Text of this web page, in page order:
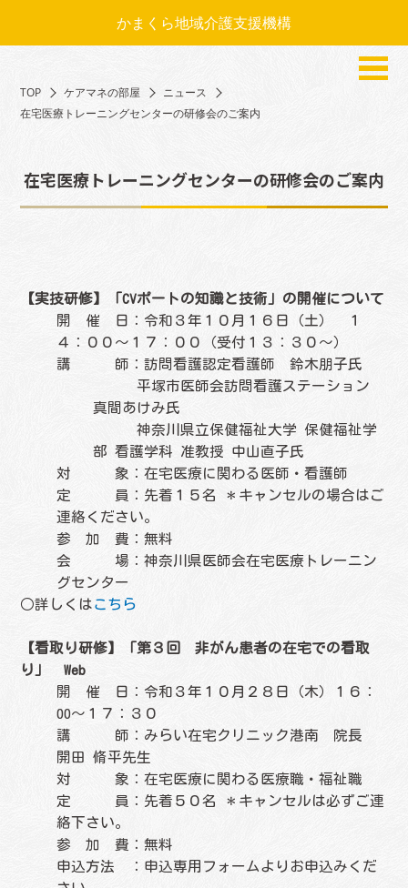
かまくら地域介護支援機構
TOP ケアマネの部屋
ニュース
在宅医療トレーニングセンターの研修会のご案内
在宅医療トレーニングセンターの研修会のご案内
【実技研修】「CVポートの知識と技術」の開催について
開 催 日：令和３年１０月１６日（土） １
４：００～１７：００（受付１３：３０～）
講 師：訪問看護認定看護師 鈴木朋子氏
平塚市医師会訪問看護ステーション
真間あけみ氏
神奈川県立保健福祉大学 保健福祉学
部 看護学科 准教授 中山直子氏
対 象：在宅医療に関わる医師・看護師
定 員：先着１５名 ＊キャンセルの場合はご
連絡ください。
参 加 費：無料
会 場：神奈川県医師会在宅医療トレーニン
グセンター
○詳しくはこちら
【看取り研修】「第３回 非がん患者の在宅での看取
り」 Web
開 催 日：令和３年１０月２８日（木）１６：
00～１７：３０
講 師：みらい在宅クリニック港南 院長
開田 脩平先生
対 象：在宅医療に関わる医療職・福祉職
定 員：先着５０名 ＊キャンセルは必ずご連
絡下さい。
参 加 費：無料
申込方法 ：申込専用フォームよりお申込みくだ